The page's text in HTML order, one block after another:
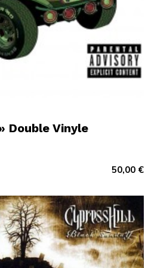
Double Vinyle
50,00 €